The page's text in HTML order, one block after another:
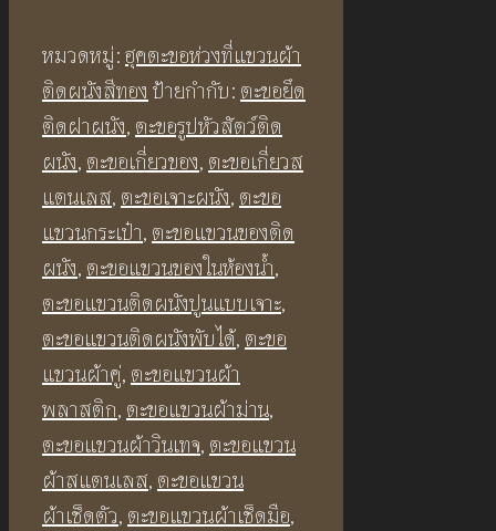
ตะขอ
แขวน
ผ้า
ติด
ผนัง
สี
ทอง
รูป
แมลงปอ
SS32
Dragonfly
Wall
Hook
ชิ้น
หมวดหมู่:ฮุคตะขอห่วงที่แขวนผ้า
ติดผนังสีทอง ป้ายกำกับ: ตะขอยึด
ติดฝาผนัง, ตะขอรูปหัวสัตว์ติด
ผนัง, ตะขอเกี่ยวของ, ตะขอเกี่ยวส
แตนเลส, ตะขอเจาะผนัง, ตะขอ
แขวนกระเป๋า, ตะขอแขวนของติด
ผนัง, ตะขอแขวนของในห้องน้ำ,
ตะขอแขวนติดผนังปูนแบบเจาะ,
ตะขอแขวนติดผนังพับได้, ตะขอ
แขวนผ้าคู่, ตะขอแขวนผ้า
พลาสติก, ตะขอแขวนผ้าม่าน,
ตะขอแขวนผ้าวินเทจ, ตะขอแขวน
ผ้าสแตนเลส, ตะขอแขวน
ผ้าเช็ดตัว, ตะขอแขวนผ้าเช็ดมือ,